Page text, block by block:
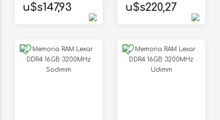
u$s147,93 u$s220,27